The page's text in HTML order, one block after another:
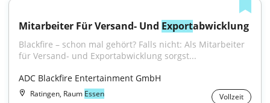
Mitarbeiter Für Versand- Und Exportabwicklung
Blackfire – schon mal gehört? Falls nicht: Als Mitarbeiter
für Versand- und Exportabwicklung sorgst...
ADC Blackfire Entertainment GmbH
Ratingen, Raum Essen Vollzeit